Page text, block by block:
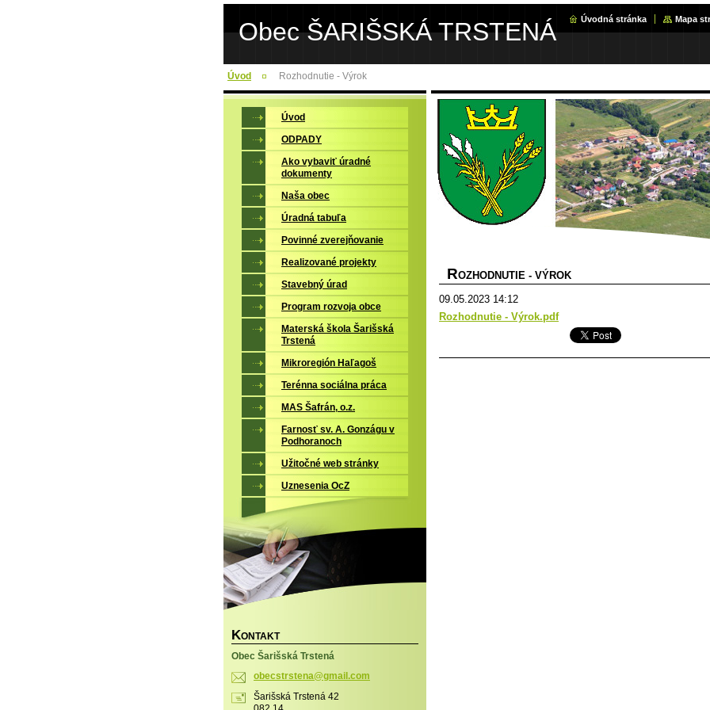
Obec ŠARIŠSKÁ TRSTENÁ Úvodná stránka Mapa
Úvod Rozhodnutie - Výrok
ROZHODNUTIE - VÝROK
09.05.2023 14:12
Rozhodnutie - Výrok.pdf
Úvod
ODPADY
Ako vybaviť úradné
dokumenty
Naša obec
Úradná tabuľa
Povinné zverejňovanie
Realizované projekty
Stavebný úrad
Program rozvoja obce
Materská škola Šarišská
Trstená
Mikroregión Haľagoš
Terénna sociálna práca
MAS Šafrán, o.z.
Farnosť sv. A. Gonzágu v
Podhoranoch
Užitočné web stránky
Uznesenia OcZ
KONTAKT
Obec Šarišská Trstená
obecstrstena@gmail.com
Šarišská Trstená 42